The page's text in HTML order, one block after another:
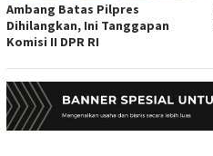
Ambang Batas Pilpres
Dihilangkan, Ini Tanggapan
Komisi II DPR RI